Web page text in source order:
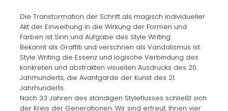
Die Transformation der Schrift als magisch individueller
Akt der Einweihung in die Wirkung der Formen und
Farben ist Sinn und Aufgabe des Style Writing.
Bekannt als Graffiti und verschrien als Vandalismus ist
Style Writing die Essenz und logische Verbindung des
konkreten und abstrakten visuellen Ausdrucks des 20.
Jahrhunderts, die Avantgarde der Kunst des 21.
Jahrhunderts.
Nach 33 Jahren des ständigen Styleflusses schließt sich
der Kreis der Generationen. Wir sind erfreut, Ihnen vier